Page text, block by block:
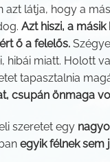
azt látja, hogy a
Azt hiszi, a
ő a felelős.
hibái miatt. Holott
tapasztalnia
csupán önmaga
szeretet egy
egyik félnek sem